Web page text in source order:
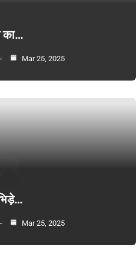
का…
Mar 25, 2025
Mar 25, 2025